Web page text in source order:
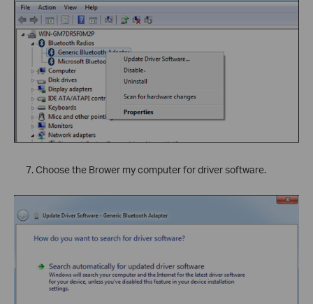
`
Choose the Brower my computer for driver software.